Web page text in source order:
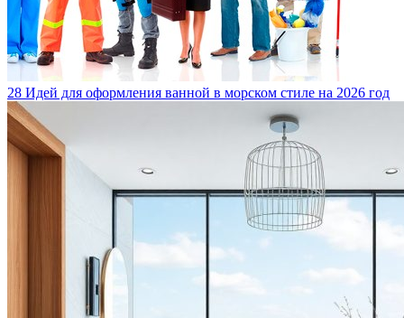
28 Идей для оформления ванной в морском стиле на 2026 год